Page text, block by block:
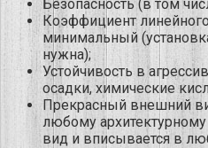
Безопасность (в том
Коэффициент
минимальный
нужна);
Устойчивость в
осадки, химические
Прекрасный внешний
любому
вид и вписывается в